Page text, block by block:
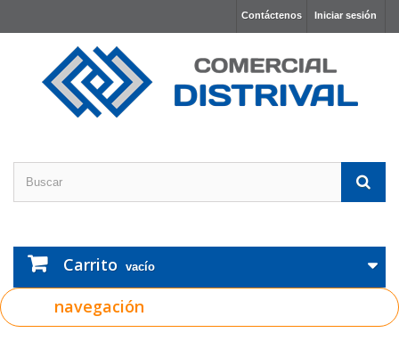
Iniciar sesión
Contáctenos
Carrito vacío
navegación